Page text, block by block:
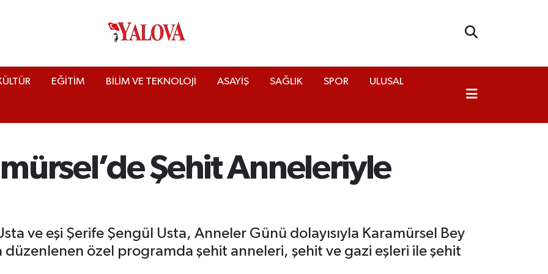
EĞİTİM BİLİM VE TEKNOLOJİ ASAYİŞ SAĞLIK SPOR ULUSAL
Şehit Anneleriyle
ve eşi Şerife Şengül Usta, Anneler Günü dolayısıyla Karamürsel Bey
düzenlenen özel programda şehit anneleri, şehit ve gazi eşleri ile şehit